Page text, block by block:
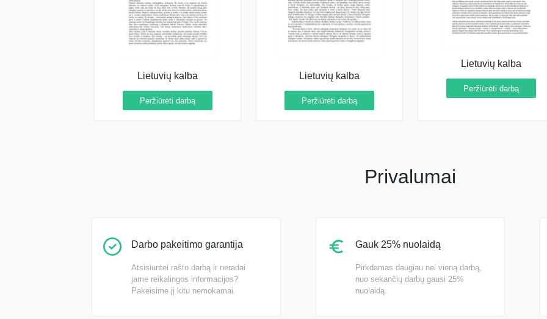
Lietuvių kalba
Peržiūrėti darbą
Lietuvių kalba
Peržiūrėti darbą
Lietuvių kalba
Peržiūrėti darbą
Privalumai
Darbo pakeitimo garantija
Atsisiuntei rašto darbą ir neradai
jame reikalingos informacijos?
Pakeisime jį kitu nemokamai.
Gauk 25% nuolaidą
Pirkdamas daugiau nei vieną darbą,
nuo sekančių darbų gausi 25%
nuolaidą.